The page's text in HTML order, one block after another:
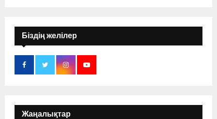
Біздің желілер
Жаңалықтар